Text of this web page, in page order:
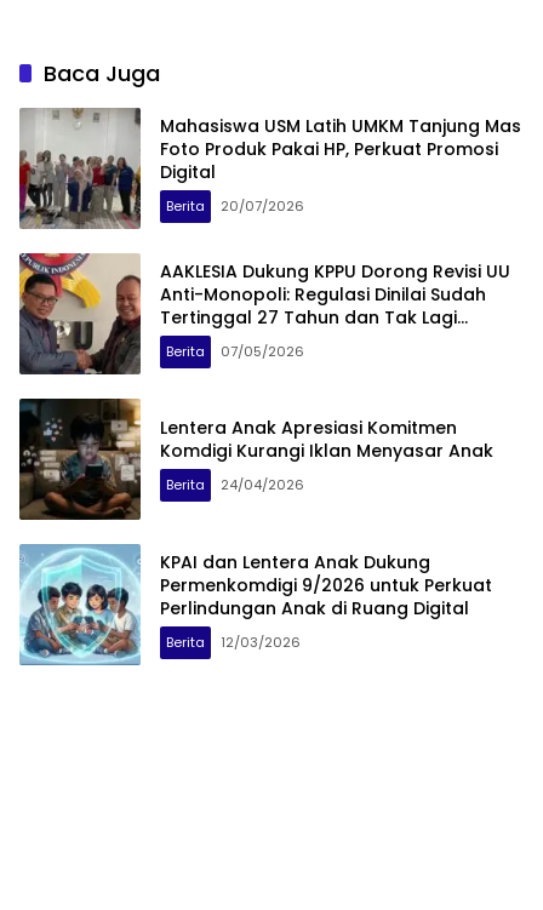
Baca Juga
Mahasiswa USM Latih UMKM Tanjung Mas
Foto Produk Pakai HP, Perkuat Promosi
Digital
Berita 20/07/2026
AAKLESIA Dukung KPPU Dorong Revisi UU
Anti-Monopoli: Regulasi Dinilai Sudah
Tertinggal 27 Tahun dan Tak Lagi
Relevan dengan Era
Berita 07/05/2026
Lentera Anak Apresiasi Komitmen
Komdigi Kurangi Iklan Menyasar Anak
Berita 24/04/2026
KPAI dan Lentera Anak Dukung
Permenkomdigi 9/2026 untuk Perkuat
Perlindungan Anak di Ruang Digital
Berita 12/03/2026